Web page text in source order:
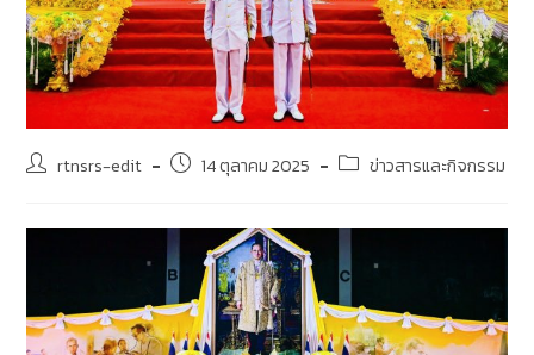
rtnsrs-edit 14 ตุลาคม 2025 ข่าวสารและกิจกรรม